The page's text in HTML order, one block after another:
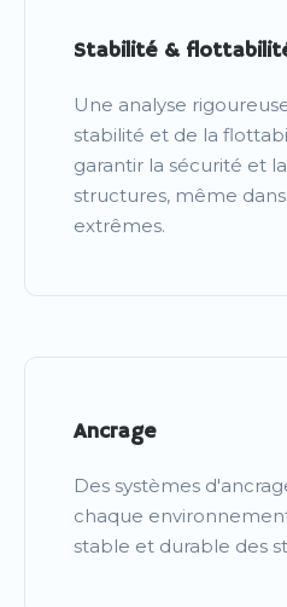
Stabilité &
Une analyse
stabilité et de la
garantir la sécurité et
structures, même
extrêmes.
Ancrage
Des systèmes
chaque
stable et durable des